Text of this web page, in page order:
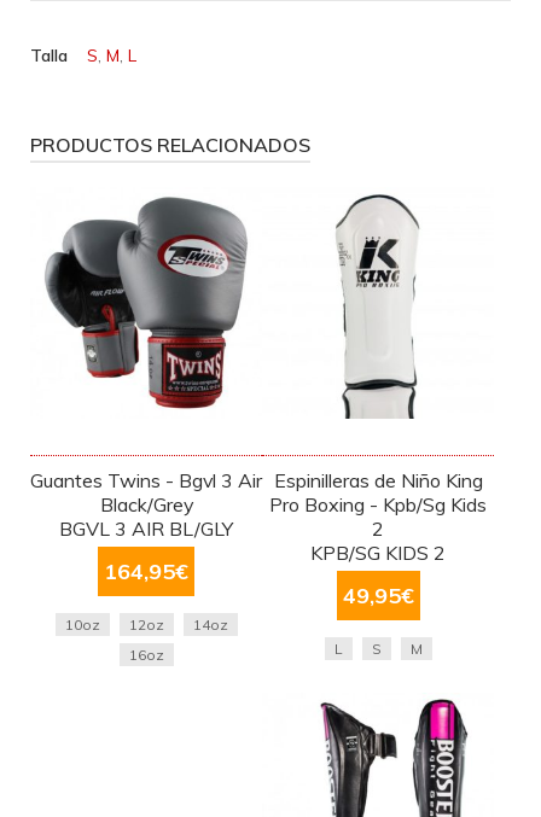
Talla S, M, L
PRODUCTOS RELACIONADOS
Guantes Twins - Bgvl 3 Air
Black/Grey
BGVL 3 AIR BL/GLY
164,95€
10oz 12oz
14oz
16oz
Espinilleras de Niño King
Pro Boxing - Kpb/Sg Kids
2
KPB/SG KIDS 2
49,95€
L S M